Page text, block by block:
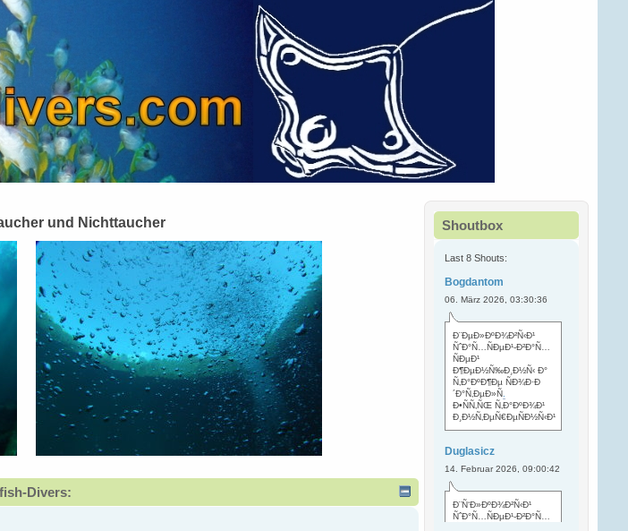
und Nichttaucher
Divers:
Shoutbox
Last 8 Shouts:
Bogdantom
06. März 2026, 03:30:36
Ð¨ÐµÐ»ÐºÐ¾Ð²Ñ‹Ð¹
ÑˆÐ°Ñ…ÑÐµÐ¹-Ð²Ð°Ñ…
ÑÐµÐ¹
Ð¶ÐµÐ½Ñ‰Ð¸Ð½Ñ‹ Ð°
Ñ‚Ð°ÐºÐ¶Ðµ ÑÐ¾Ð·Ð
´Ð°Ñ‚ÐµÐ»Ñ.
Ð•ÑÑ‚ÑŒ Ñ‚Ð°ÐºÐ¾Ð¹
Ð¸Ð½Ñ‚ÐµÑ€ÐµÑÐ½Ñ‹Ð¹
Duglasicz
14. Februar 2026, 09:00:42
Ð¨Ñ‘Ð»ÐºÐ¾Ð²Ñ‹Ð¹
ÑˆÐ°Ñ…ÑÐµÐ¹-Ð²Ð°Ñ…